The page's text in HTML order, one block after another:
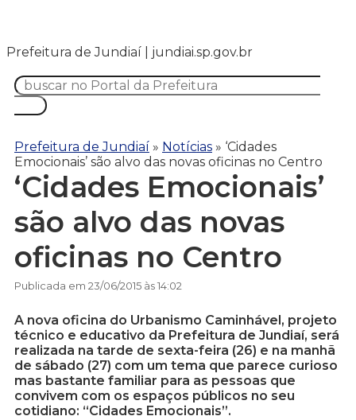
Prefeitura de Jundiaí | jundiai.sp.gov.br
Prefeitura de Jundiaí » Notícias » ‘Cidades
Emocionais’ são alvo das novas oficinas no Centro
‘Cidades Emocionais’
são alvo das novas
oficinas no Centro
Publicada em 23/06/2015 às 14:02
A nova oficina do Urbanismo Caminhável, projeto
técnico e educativo da Prefeitura de Jundiaí, será
realizada na tarde de sexta-feira (26) e na manhã
de sábado (27) com um tema que parece curioso
mas bastante familiar para as pessoas que
convivem com os espaços públicos no seu
cotidiano: “Cidades Emocionais”.